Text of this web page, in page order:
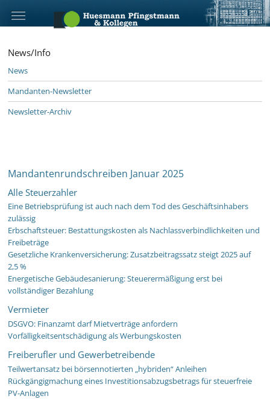
News/Info
News
Mandanten-Newsletter
Newsletter-Archiv
Mandantenrundschreiben Januar 2025
Alle Steuerzahler
Eine Betriebsprüfung ist auch nach dem Tod des Geschäftsinhabers
zulässig
Erbschaftsteuer: Bestattungskosten als Nachlassverbindlichkeiten und
Freibeträge
Gesetzliche Krankenversicherung: Zusatzbeitragssatz steigt 2025 auf
2,5 %
Energetische Gebäudesanierung: Steuerermäßigung erst bei
vollständiger Bezahlung
Vermieter
DSGVO: Finanzamt darf Mietverträge anfordern
Vorfälligkeitsentschädigung als Werbungskosten
Freiberufler und Gewerbetreibende
Teilwertansatz bei börsennotierten „hybriden“ Anleihen
Rückgängigmachung eines Investitionsabzugsbetrags für steuerfreie
PV-Anlagen